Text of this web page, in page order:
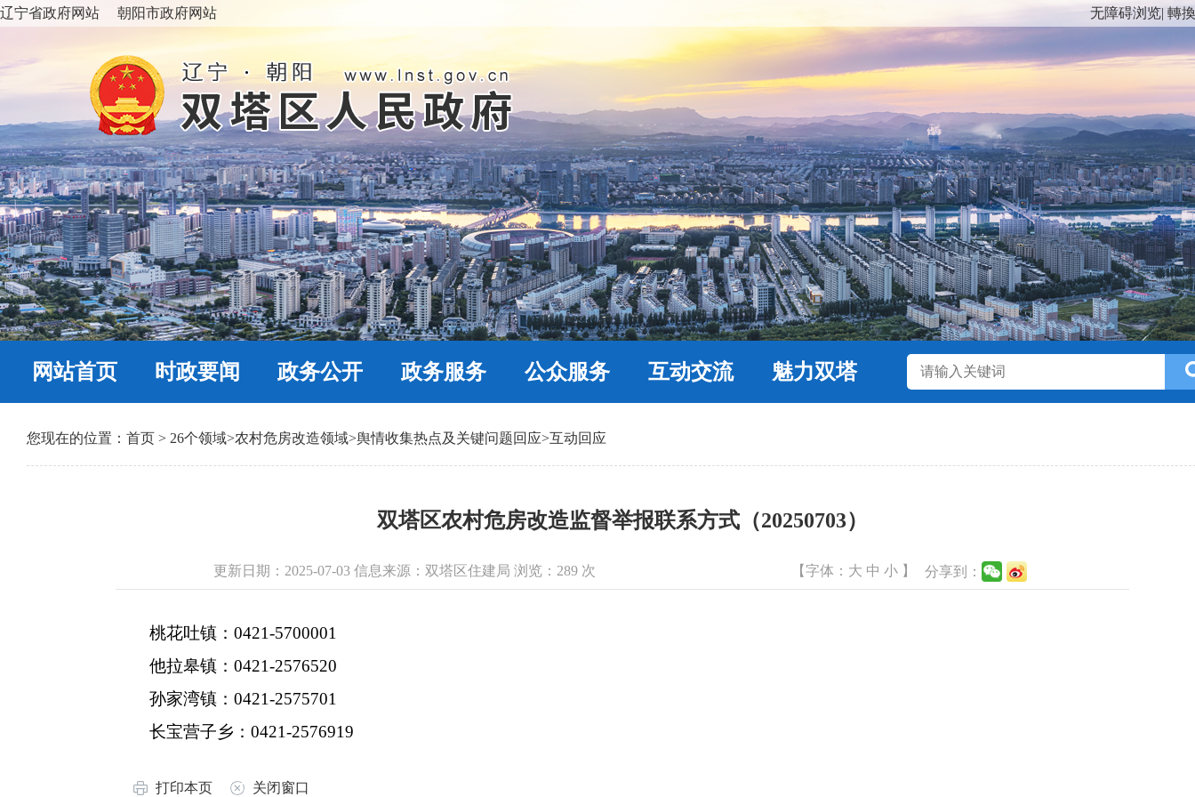
辽宁省政府网站 朝阳市政府网站 无障碍浏览| 轉
网站首页 时政要闻 政务公开 政务服务 公众服务 互动交流 魅力双塔
您现在的位置： 首页 > 26个领域>农村危房改造领域>舆情收集热点及关键问题回应>互动回应
双塔区农村危房改造监督举报联系方式（20250703）
更新日期：2025-07-03 信息来源：双塔区住建局 浏览： 289 次 【字体： 大 中 小 】 分享到：
桃花吐镇：0421-5700001
他拉皋镇：0421-2576520
孙家湾镇：0421-2575701
长宝营子乡：0421-2576919
打印本页 关闭窗口